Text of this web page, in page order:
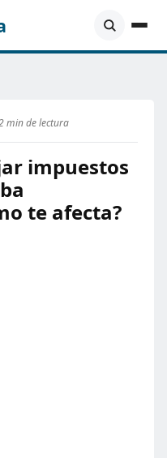
min de lectura
impuestos
te afecta?